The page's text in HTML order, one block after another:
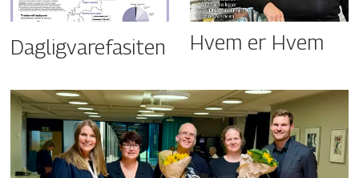
Dagligvarefasiten Hvem er Hvem